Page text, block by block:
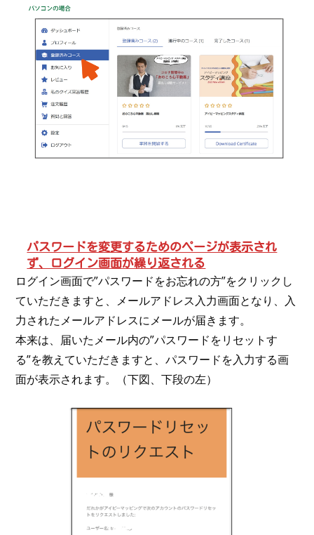
パスワードを変更するためのページが表示され
ず、ログイン画面が繰り返される
ログイン画面で”パスワードをお忘れの方”をクリックし
ていただきますと、メールアドレス入力画面となり、入
力されたメールアドレスにメールが届きます。
本来は、届いたメール内の”パスワードをリセットす
る”を教えていただきますと、パスワードを入力する画
面が表示されます。（下図、下段の左）